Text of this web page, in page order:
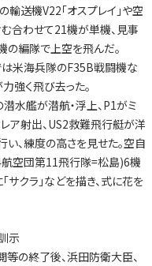
送機V22「オスプレイ」や空
合わせて21機が単機、見事
の編隊で上空を飛んだ。
米海兵隊のF35B戦闘機な
強く飛び去った。
水艦が潜航・浮上、P1がミ
ア射出、US2救難飛行艇が洋
、練度の高さを見せた。空自
航空団第11飛行隊=松島)6機
サクラ」などを描き、式に花を
示
等の終了後、浜田防衛大臣、